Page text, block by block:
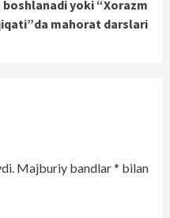
yoki “Xorazm
mahorat darslari
Majburiy bandlar* bilan